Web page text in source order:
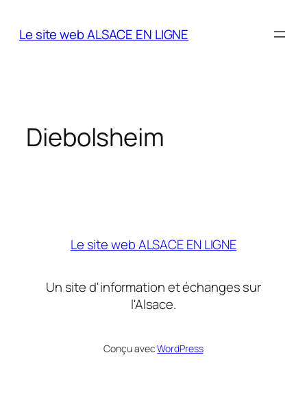
Le site web ALSACE EN LIGNE
Diebolsheim
Le site web ALSACE EN LIGNE
Un site d'information et échanges sur
l'Alsace.
Conçu avecWordPress